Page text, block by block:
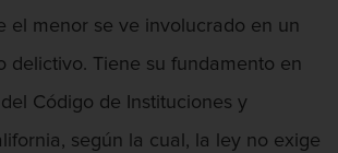
Sexual Forzada
y Solicitación
estatutaria
el menor se ve involucrado en un
delictivo. Tiene su fundamento en
Código de Instituciones y
según la cual, la ley no exige